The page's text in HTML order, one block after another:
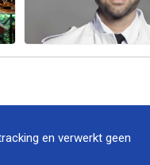
en verwerkt geen